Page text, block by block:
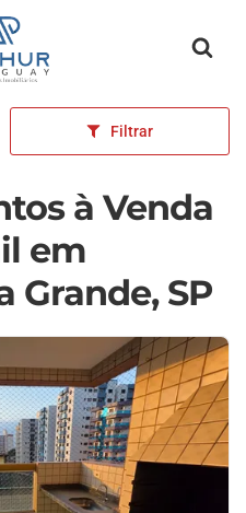
inicial
Filtrar
à Venda
em
Grande, SP